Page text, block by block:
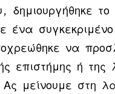
ένα
να
επιστήμης ή
Ας μείνουμε στη